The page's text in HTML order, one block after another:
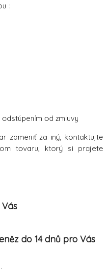
:
od zmluvy
zameniť za iný, kontaktujte
tovaru, ktorý si prajete
do 14 dnů pro Vás